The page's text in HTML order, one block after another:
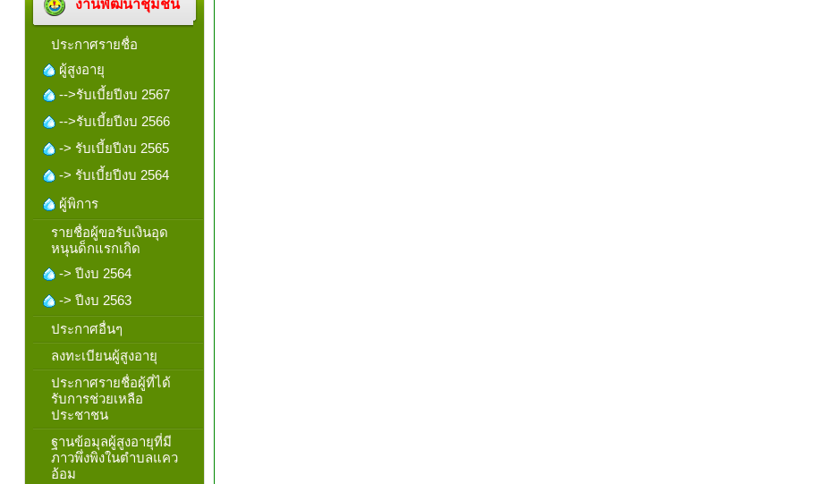
งานพัฒนาชุมชน
ประกาศรายชื่อ
ผู้สูงอายุ
-->รับเบี้ยปีงบ 2567
-->รับเบี้ยปีงบ 2566
-> รับเบี้ยปีงบ 2565
-> รับเบี้ยปีงบ 2564
ผู้พิการ
รายชื่อผู้ขอรับเงินอุด
หนุนด็กแรกเกิด
-> ปีงบ 2564
-> ปีงบ 2563
ประกาศอื่นๆ
ลงทะเบียนผู้สูงอายุ
ประกาศรายชื่อผู้ที่ได้
รับการช่วยเหลือ
ประชาชน
ฐานข้อมุลผู้สูงอายุที่มี
ภาวพึ่งพิงในตำบลแคว
อ้อม